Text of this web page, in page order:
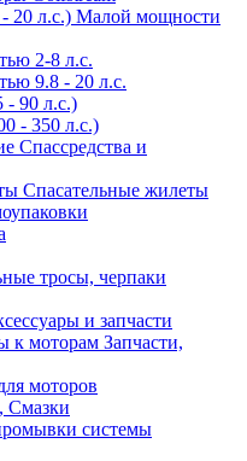
Малой мощности
2-8 л.с.
9.8 - 20 л.с.
- 90 л.с.)
- 350 л.с.)
Спассредства и
Спасательные жилеты
тросы, черпаки
и запчасти
Запчасти,
моторов
Смазки
системы